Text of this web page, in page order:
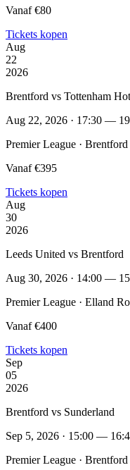
Vanaf €80
Tickets kopen
Aug
22
2026
Brentford vs Tottenham
Aug 22, 2026 · 17:30 —
Premier League ·
Vanaf €395
Tickets kopen
Aug
30
2026
Leeds United vs Brentford
Aug 30, 2026 · 14:00 —
Premier League · Elland
Vanaf €400
Tickets kopen
Sep
05
2026
Brentford vs Sunderland
Sep 5, 2026 · 15:00 —
Premier League ·